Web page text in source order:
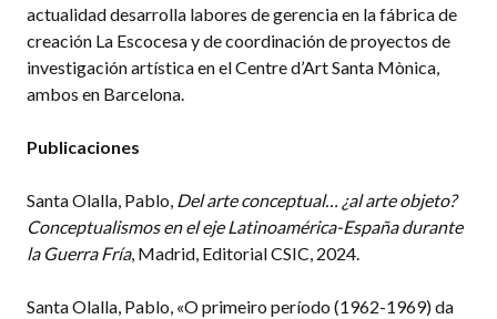
actualidad desarrolla labores de gerencia en la fábrica de
creación La Escocesa y de coordinación de proyectos de
investigación artística en el Centre d’Art Santa Mònica,
ambos en Barcelona.
Publicaciones
Santa Olalla, Pablo, Del arte conceptual… ¿al arte objeto?
Conceptualismos en el eje Latinoamérica-España durante
la Guerra Fría, Madrid, Editorial CSIC, 2024.
Santa Olalla, Pablo, «O primeiro período (1962-1969) da